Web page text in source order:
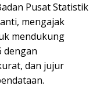
Pusat Statistik
mengajak
mendukung
dengan
dan jujur